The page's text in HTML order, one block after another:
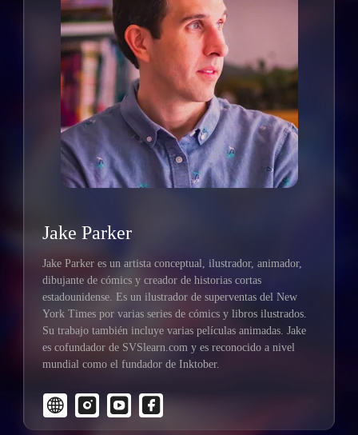
Jake Parker
Jake Parker es un artista conceptual, ilustrador, animador,
dibujante de cómics y creador de historias cortas
estadounidense. Es un ilustrador de superventas del New
York Times por varias series de cómics y libros ilustrados.
Su trabajo también incluye varias películas animadas. Jake
es cofundador de SVSlearn.com y es reconocido a nivel
mundial como el fundador de Inktober.